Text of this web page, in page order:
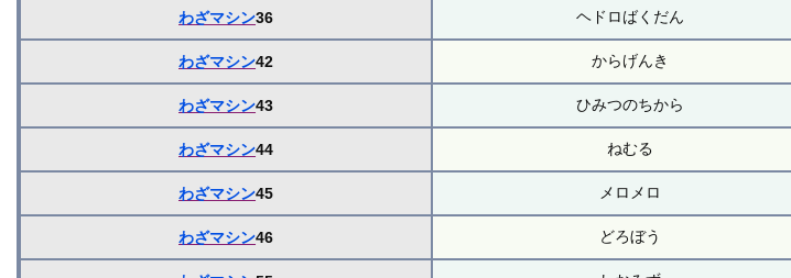
わざマシン36 ヘドロばくだん
わざマシン42 からげんき
わざマシン43 ひみつのちから
わざマシン44 ねむる
わざマシン45 メロメロ
わざマシン46 どろぼう